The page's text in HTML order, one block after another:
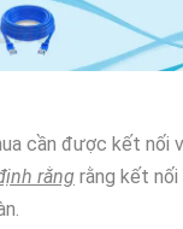
cần được kết nối
rằng rằng kết nối